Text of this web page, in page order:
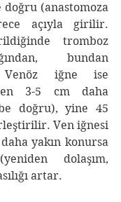
doğru (anastomoza
açıyla girilir.
tromboz
bundan
Venöz iğne ise
3-5 cm daha
doğru), yine 45
Ven iğnesi
yakın konursa
dolaşım,
artar.